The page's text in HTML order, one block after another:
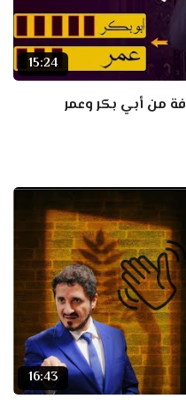
15:24
من أبي بكر وعمر
16:43